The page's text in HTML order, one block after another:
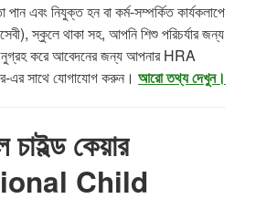
এবং নিযুক্ত হন বা কর্ম-সম্পর্কিত কার্যকলাপে
স্কুলে থাকা সহ, আপনি শিশু পরিচর্যার জন্য
করে আবেদনের জন্য আপনার HRA
এর সাথে যোগাযোগ করুন। আরো তথ্য দেখুন।
চাইল্ড কেয়ার
Child